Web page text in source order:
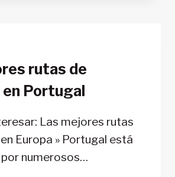
rutas de
Portugal
Las mejores rutas
Europa » Portugal está
numerosos…